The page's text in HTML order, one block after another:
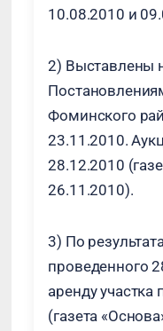
10.08.2010 и
2) Выставлены
Фоминского
23.11.2010.
28.12.2010
26.11.2010).
3) По
проведенного
аренду
(газета